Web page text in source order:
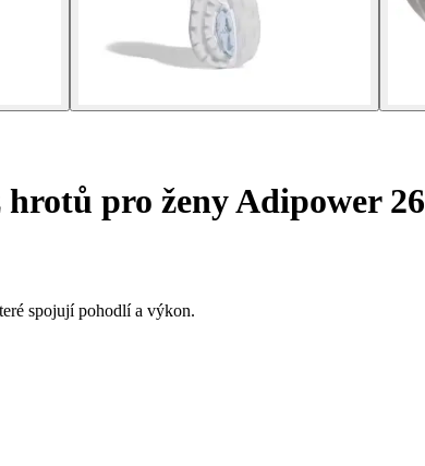
hrotů pro ženy Adipower
spojují pohodlí a výkon.